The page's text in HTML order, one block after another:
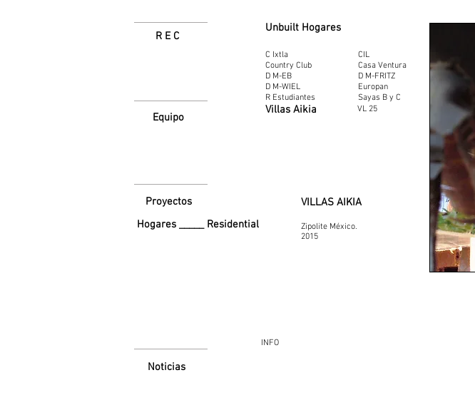
Unbuilt Hogares
D M-WIEL
D M-EB
C Ixtla
R Estudiantes
Country Club
Villas Aikia
Sayas B y C
D M-FRITZ
CIL
Europan
Casa Ventura
VL 25
Hogares _____ Residential
VILLAS AIKIA
Zipolite México.
2015
INFO
R E C
Equipo
Proyectos
Noticias